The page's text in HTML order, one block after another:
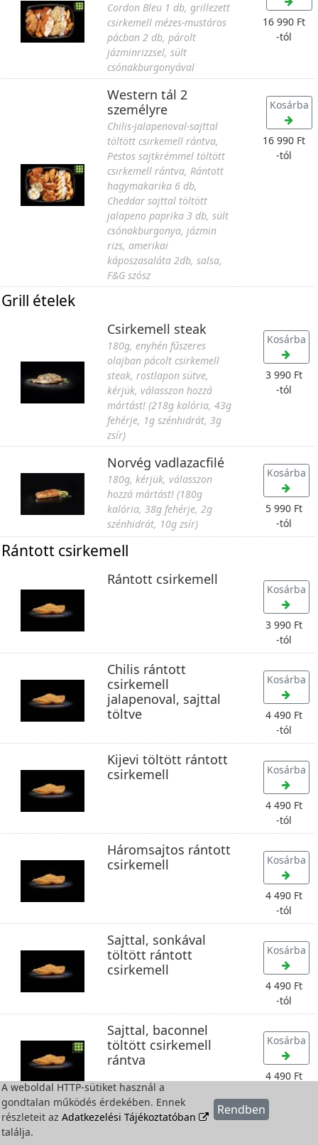
A weboldal HTTP-sütiket használ a
gondtalan működés érdekében. Ennek
részleteit az Adatkezelési Tájékoztatóban
találja.
Rendben
Cordon Bleu 1 db, grillezett
csirkemell mézes-mustáros
pácban 2 db, párolt
jázminrizzsel, sült
csónakburgonyával
16 990 Ft
-tól
Western tál 2
személyre
Chilis-jalapenoval-sajttal
töltött csirkemell rántva,
Pestos sajtkrémmel töltött
csirkemell rántva, Rántott
hagymakarika 6 db,
Cheddar sajttal töltött
jalapeno paprika 3 db, sült
csónakburgonya, jázmin
rizs, amerikai
káposzasaláta 2db, salsa,
F&G szósz
16 990 Ft
-tól
Kosárba
Grill ételek
Csirkemell steak
180g, enyhén fűszeres
olajban pácolt csirkemell
steak, rostlapon sütve,
kérjük, válasszon hozzá
mártást! (218g kalória, 43g
fehérje, 1g szénhidrát, 3g
zsír)
3 990 Ft
-tól
Kosárba
Norvég vadlazacfilé
180g, kérjük, válasszon
hozzá mártást! (180g
kalória, 38g fehérje, 2g
szénhidrát, 10g zsír)
5 990 Ft
-tól
Kosárba
Rántott csirkemell
Rántott csirkemell
3 990 Ft
-tól
Kosárba
Chilis rántott
csirkemell
jalapenoval, sajttal
töltve
4 490 Ft
-tól
Kosárba
Kijevi töltött rántott
csirkemell
4 490 Ft
-tól
Kosárba
Háromsajtos rántott
csirkemell
4 490 Ft
-tól
Kosárba
Sajttal, sonkával
töltött rántott
csirkemell
4 490 Ft
-tól
Kosárba
Sajttal, baconnel
töltött csirkemell
rántva
4 490 Ft
Kosárba
Saláták